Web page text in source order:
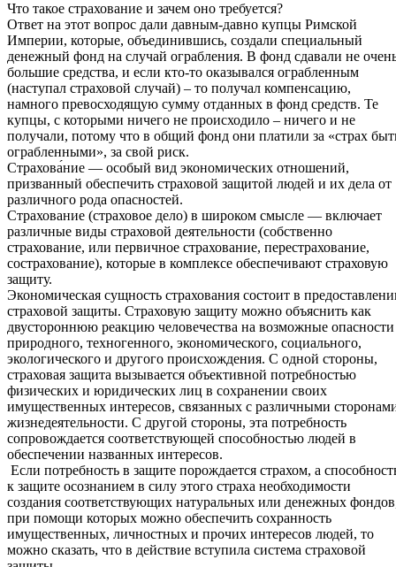
Что такое страхование и зачем оно требуется?
Ответ на этот вопрос дали давным-давно купцы Римской
Империи, которые, объединившись, создали специальный
денежный фонд на случай ограбления. В фонд сдавали не
большие средства, и если кто-то оказывался ограбленным
(наступал страховой случай) – то получал компенсацию,
намного превосходящую сумму отданных в фонд средств. Те
купцы, с которыми ничего не происходило – ничего и не
получали, потому что в общий фонд они платили за «страх
ограбленными», за свой риск.
Страхова́ние — особый вид экономических отношений,
призванный обеспечить страховой защитой людей и их дела от
различного рода опасностей.
Страхование (страховое дело) в широком смысле — включает
различные виды страховой деятельности (собственно
страхование, или первичное страхование, перестрахование,
сострахование), которые в комплексе обеспечивают страховую
защиту.
Экономическая сущность страхования состоит в
страховой защиты. Страховую защиту можно объяснить как
двустороннюю реакцию человечества на возможные опасности
природного, техногенного, экономического, социального,
экологического и другого происхождения. С одной стороны,
страховая защита вызывается объективной потребностью
физических и юридических лиц в сохранении своих
имущественных интересов, связанных с различными
жизнедеятельности. С другой стороны, эта потребность
сопровождается соответствующей способностью людей в
обеспечении названных интересов.
Если потребность в защите порождается страхом, а
к защите осознанием в силу этого страха необходимости
создания соответствующих натуральных или денежных
при помощи которых можно обеспечить сохранность
имущественных, личностных и прочих интересов людей, то
можно сказать, что в действие вступила система страховой